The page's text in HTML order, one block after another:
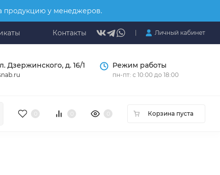
продукцию у менеджеров.
Контакты Личный кабинет
Дзержинского, д. 16/1 Режим работы
пн-пт: с 10:00 до 18:00
Корзина пуста